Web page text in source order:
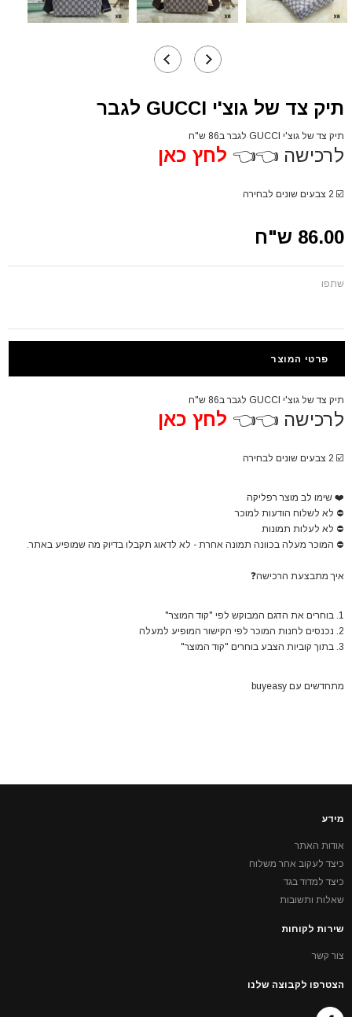
תיק צד של גוצ'י GUCCI לגבר
תיק צד של גוצ'י GUCCI לגבר ב86 ש"ח
לרכישה 👈👈 לחץ כאן
☑️
86.00 ש"ח
שתפו
פרטי המוצר
תיק צד של גוצ'י GUCCI לגבר ב86 ש"ח
לרכישה 👈👈 לחץ כאן
☑️
❤️ שימו לב מוצר רפליקה
⛔ לא לשלוח הודעות למוכר
⛔ לא לעלות תמונות
⛔ המוכר מעלה בכוונה תמונה אחרת - לא לדאוג תקבלו בדיוק מה שמופיע באתר.
איך מתבצעת הרכישה❓
1. בוחרים את הדגם המבוקש לפי "קוד המוצר"
2. נכנסים לחנות המוכר לפי הקישור המופיע למעלה
3. בתוך קוביות הצבע בוחרים "קוד המוצר"
מתחדשים עם buyeasy
מידע
אודות האתר
כיצד לעקוב אחר משלוח
כיצד למדוד בגד
שאלות ותשובות
שירות לקוחות
צור קשר
הצטרפו לקבוצה שלנו